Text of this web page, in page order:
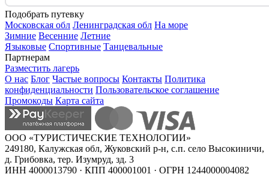
Подобрать путевку
Московская обл Ленинградская обл На море
Зимние Весенние Летние
Языковые Спортивные Танцевальные
Партнерам
Разместить лагерь
О нас Блог Частые вопросы Контакты Политика
конфиденциальности Пользовательское соглашение
Промокоды Карта сайта
ООО «ТУРИСТИЧЕСКИЕ ТЕХНОЛОГИИ»
249180, Калужская обл, Жуковский р-н, с.п. село Высокиничи,
д. Грибовка, тер. Изумруд, зд. 3
ИНН 4000013790 · КПП 400001001 · ОГРН 1244000004082